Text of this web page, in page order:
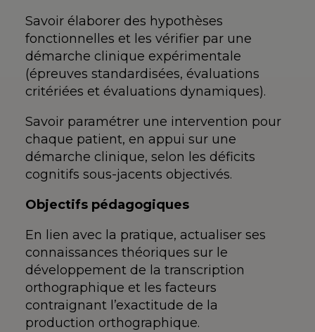
Savoir élaborer des hypothèses
fonctionnelles et les vérifier par une
démarche clinique expérimentale
(épreuves standardisées, évaluations
critériées et évaluations dynamiques).
Savoir paramétrer une intervention pour
chaque patient, en appui sur une
démarche clinique, selon les déficits
cognitifs sous-jacents objectivés.
Objectifs pédagogiques
En lien avec la pratique, actualiser ses
connaissances théoriques sur le
développement de la transcription
orthographique et les facteurs
contraignant l’exactitude de la
production orthographique.